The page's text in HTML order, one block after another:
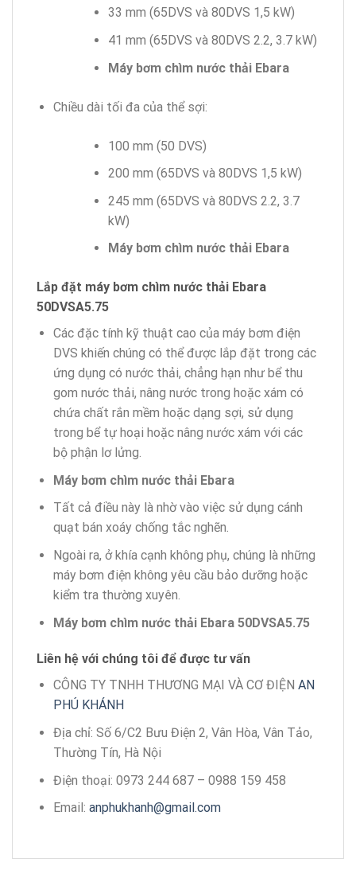
33 mm (65DVS và 80DVS 1,5 kW)
41 mm (65DVS và 80DVS 2.2, 3.7 kW)
Máy bơm chìm nước thải Ebara
Chiều dài tối đa của thể sợi:
100 mm (50 DVS)
200 mm (65DVS và 80DVS 1,5 kW)
245 mm (65DVS và 80DVS 2.2, 3.7
kW)
Máy bơm chìm nước thải Ebara
Lắp đặt máy bơm chìm nước thải Ebara
50DVSA5.75
Các đặc tính kỹ thuật cao của máy bơm điện
DVS khiến chúng có thể được lắp đặt trong các
ứng dụng có nước thải, chẳng hạn như bể thu
gom nước thải, nâng nước trong hoặc xám có
chứa chất rắn mềm hoặc dạng sợi, sử dụng
trong bể tự hoại hoặc nâng nước xám với các
bộ phận lơ lửng.
Máy bơm chìm nước thải Ebara
Tất cả điều này là nhờ vào việc sử dụng cánh
quạt bán xoáy chống tắc nghẽn.
Ngoài ra, ở khía cạnh không phụ, chúng là những
máy bơm điện không yêu cầu bảo dưỡng hoặc
kiểm tra thường xuyên.
Máy bơm chìm nước thải Ebara 50DVSA5.75
Liên hệ với chúng tôi để được tư vấn
CÔNG TY TNHH THƯƠNG MẠI VÀ CƠ ĐIỆN AN
PHÚ KHÁNH
Địa chỉ: Số 6/C2 Bưu Điện 2, Vân Hòa, Vân Tảo,
Thường Tín, Hà Nội
Điện thoại: 0973 244 687 – 0988 159 458
Email: anphukhanh@gmail.com